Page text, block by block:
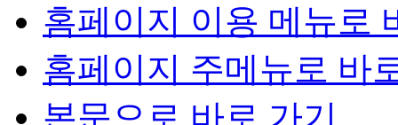
홈페이지 이용 메뉴로
홈페이지 주메뉴로 바
본문으로 바로 가기